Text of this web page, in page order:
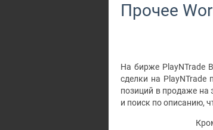
Прочее
На бирже PlayNTrade
сделки на
позиций в продаже на
и поиск по описанию,